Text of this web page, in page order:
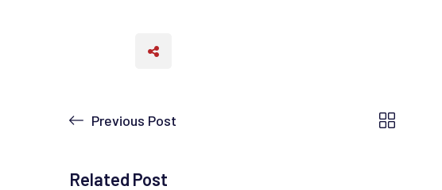
Previous Post
Related Post